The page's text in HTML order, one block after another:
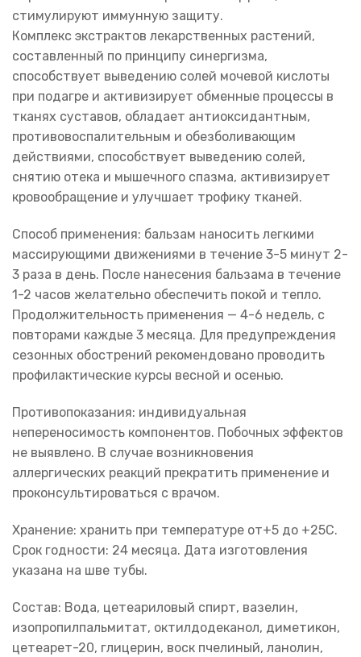
стимулируют иммунную защиту.
Комплекс экстрактов лекарственных растений,
составленный по принципу синергизма,
способствует выведению солей мочевой кислоты
при подагре и активизирует обменные процессы в
тканях суставов, обладает антиоксидантным,
противовоспалительным и обезболивающим
действиями, способствует выведению солей,
снятию отека и мышечного спазма, активизирует
кровообращение и улучшает трофику тканей.
Способ применения: бальзам наносить легкими
массирующими движениями в течение 3-5 минут 2-
3 раза в день. После нанесения бальзама в течение
1-2 часов желательно обеспечить покой и тепло.
Продолжительность применения — 4-6 недель, с
повторами каждые 3 месяца. Для предупреждения
сезонных обострений рекомендовано проводить
профилактические курсы весной и осенью.
Противопоказания: индивидуальная
непереносимость компонентов. Побочных эффектов
не выявлено. В случае возникновения
аллергических реакций прекратить применение и
проконсультироваться с врачом.
Хранение: хранить при температуре от+5 до +25С.
Срок годности: 24 месяца. Дата изготовления
указана на шве тубы.
Состав: Вода, цетеариловый спирт, вазелин,
изопропилпальмитат, октилдодеканол, диметикон,
цетеарет-20, глицерин, воск пчелиный, ланолин,